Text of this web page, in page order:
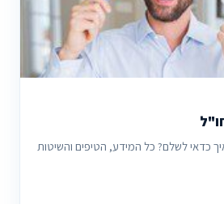
כדאי לשלם? כל המידע, הטיפים והשיטות